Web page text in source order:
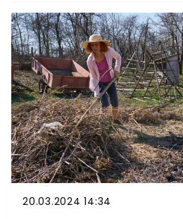
spożywamy w formie
jednak, że prozdrowotne
tylko owoce, ale również
możliwe? Tajemnicę tę
plantator. Wprost nie
20.03.2024 14:34